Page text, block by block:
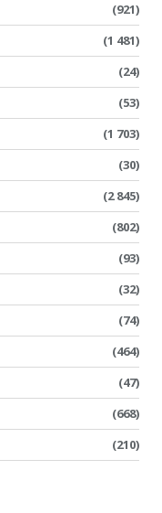
(921)
(1 481)
(24)
(53)
(1 703)
(30)
(2 845)
(802)
(93)
(32)
(74)
(464)
(47)
(668)
(210)